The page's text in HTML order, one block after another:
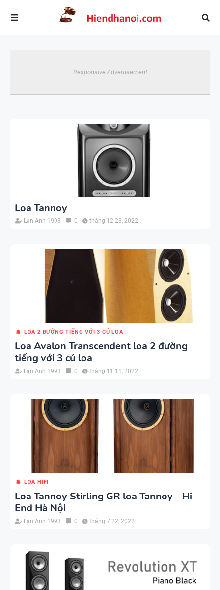
Responsive Advertisement
Loa Tannoy
Lan Anh 1993 0 tháng 12 23, 2022
LOA 2 ĐƯỜNG TIẾNG VỚI 3 CỦ LOA
Loa Avalon Transcendent loa 2 đường
tiếng với 3 củ loa
Lan Anh 1993 0 tháng 11 11, 2022
LOA HIFI
Loa Tannoy Stirling GR loa Tannoy - Hi
End Hà Nội
Lan Anh 1993 0 tháng 7 22, 2022